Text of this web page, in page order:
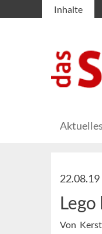
Inhalte
Aktuelles
22.08.19
Von